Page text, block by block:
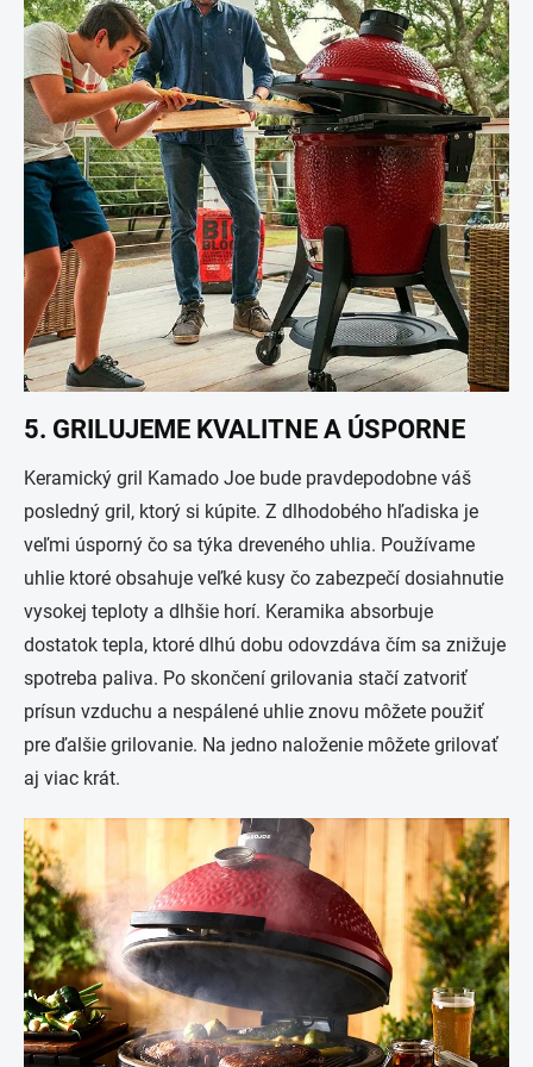
5. GRILUJEME KVALITNE A ÚSPORNE
Keramický gril Kamado Joe bude pravdepodobne váš
posledný gril, ktorý si kúpite. Z dlhodobého hľadiska je
veľmi úsporný čo sa týka dreveného uhlia. Používame
uhlie ktoré obsahuje veľké kusy čo zabezpečí dosiahnutie
vysokej teploty a dlhšie horí. Keramika absorbuje
dostatok tepla, ktoré dlhú dobu odovzdáva čím sa znižuje
spotreba paliva. Po skončení grilovania stačí zatvoriť
prísun vzduchu a nespálené uhlie znovu môžete použiť
pre ďalšie grilovanie. Na jedno naloženie môžete grilovať
aj viac krát.